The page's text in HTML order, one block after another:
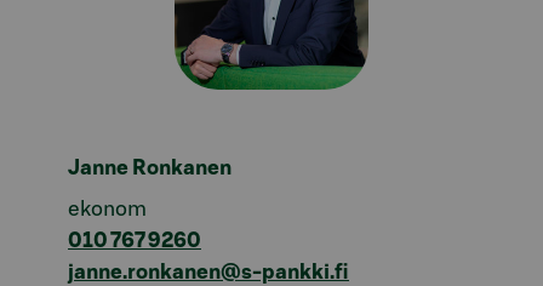
Janne Ronkanen
ekonom
010 767 9260
janne.ronkanen@s-pankki.fi